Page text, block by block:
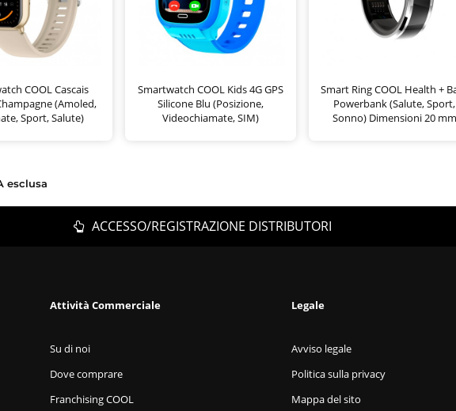
COOL Cascais
(Amoled,
Sport, Salute)
Smartwatch COOL Kids 4G GPS
Silicone Blu (Posizione,
Videochiamate, SIM)
Smart Ring COOL Health +
Powerbank (Salute, Sport,
Sonno) Dimensioni 20 mm
esclusa
ACCESSO/REGISTRAZIONE DISTRIBUTORI
Attività Commerciale
Su di noi
Dove comprare
Franchising COOL
Legale
Avviso legale
Politica sulla privacy
Mappa del sito